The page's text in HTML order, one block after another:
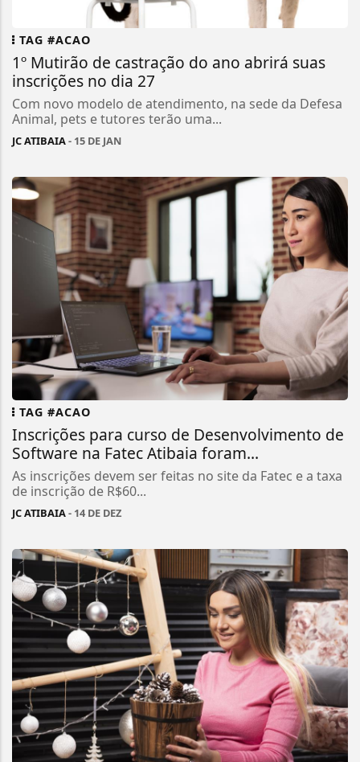
TAG #ACAO
1º Mutirão de castração do ano abrirá suas
inscrições no dia 27
Com novo modelo de atendimento, na sede da Defesa
Animal, pets e tutores terão uma...
JC ATIBAIA- 15 DE JAN
TAG #ACAO
Inscrições para curso de Desenvolvimento de
Software na Fatec Atibaia foram...
As inscrições devem ser feitas no site da Fatec e a taxa
de inscrição de R$60...
JC ATIBAIA- 14 DE DEZ